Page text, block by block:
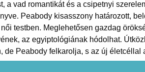
a vad romantikát és a csipetnyi
Peabody kisasszony határozott,
testben. Meglehetősen gazdag
az egyiptológiának hódolhat.
de Peabody felkarolja, s az új